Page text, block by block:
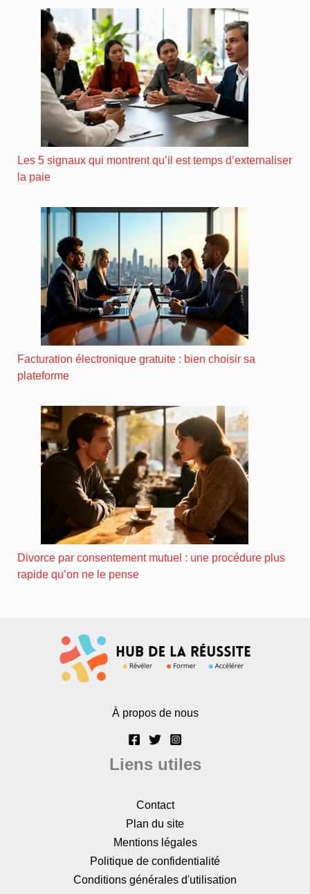
Les 5 signaux qui montrent qu’il est temps d’externaliser
la paie
Facturation électronique gratuite : bien choisir sa
plateforme
Divorce par consentement mutuel : une procédure plus
rapide qu’on ne le pense
À propos de nous
Liens utiles
Contact
Plan du site
Mentions légales
Politique de confidentialité
Conditions générales d'utilisation